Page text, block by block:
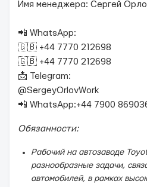
Имя менеджера: Сергей
📲 WhatsApp:
🇬🇧 +44 7770 212698
🇬🇧 +44 7770 212698
📩 Telegram:
@SergeyOrlovWork
📲 WhatsApp:+44 7900
Обязанности:
Рабочий на автозаводе
разнообразные задачи,
автомобилей, в рамках